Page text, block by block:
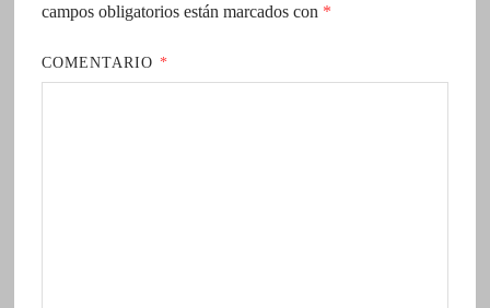
campos obligatorios están marcados con *
COMENTARIO *